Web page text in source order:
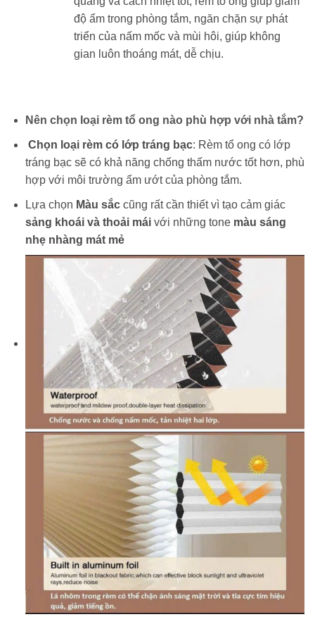
độ ẩm trong phòng tắm, ngăn chặn sự phát
triển của nấm mốc và mùi hôi, giúp không
gian luôn thoáng mát, dễ chịu.
Nên chọn loại rèm tổ ong nào phù hợp với nhà tắm?
Chọn loại rèm có lớp tráng bạc: Rèm tổ ong có lớp
tráng bạc sẽ có khả năng chống thấm nước tốt hơn, phù
hợp với môi trường ẩm ướt của phòng tắm.
Lựa chọn Màu sắccũng rất cần thiết vì tạo cảm giác
sảng khoái và thoải máivới những tone màu sáng
nhẹ nhàng mát mẻ